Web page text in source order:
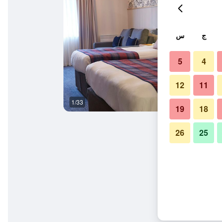
1/33
ج س
4
5
11
12
18
19
25
26